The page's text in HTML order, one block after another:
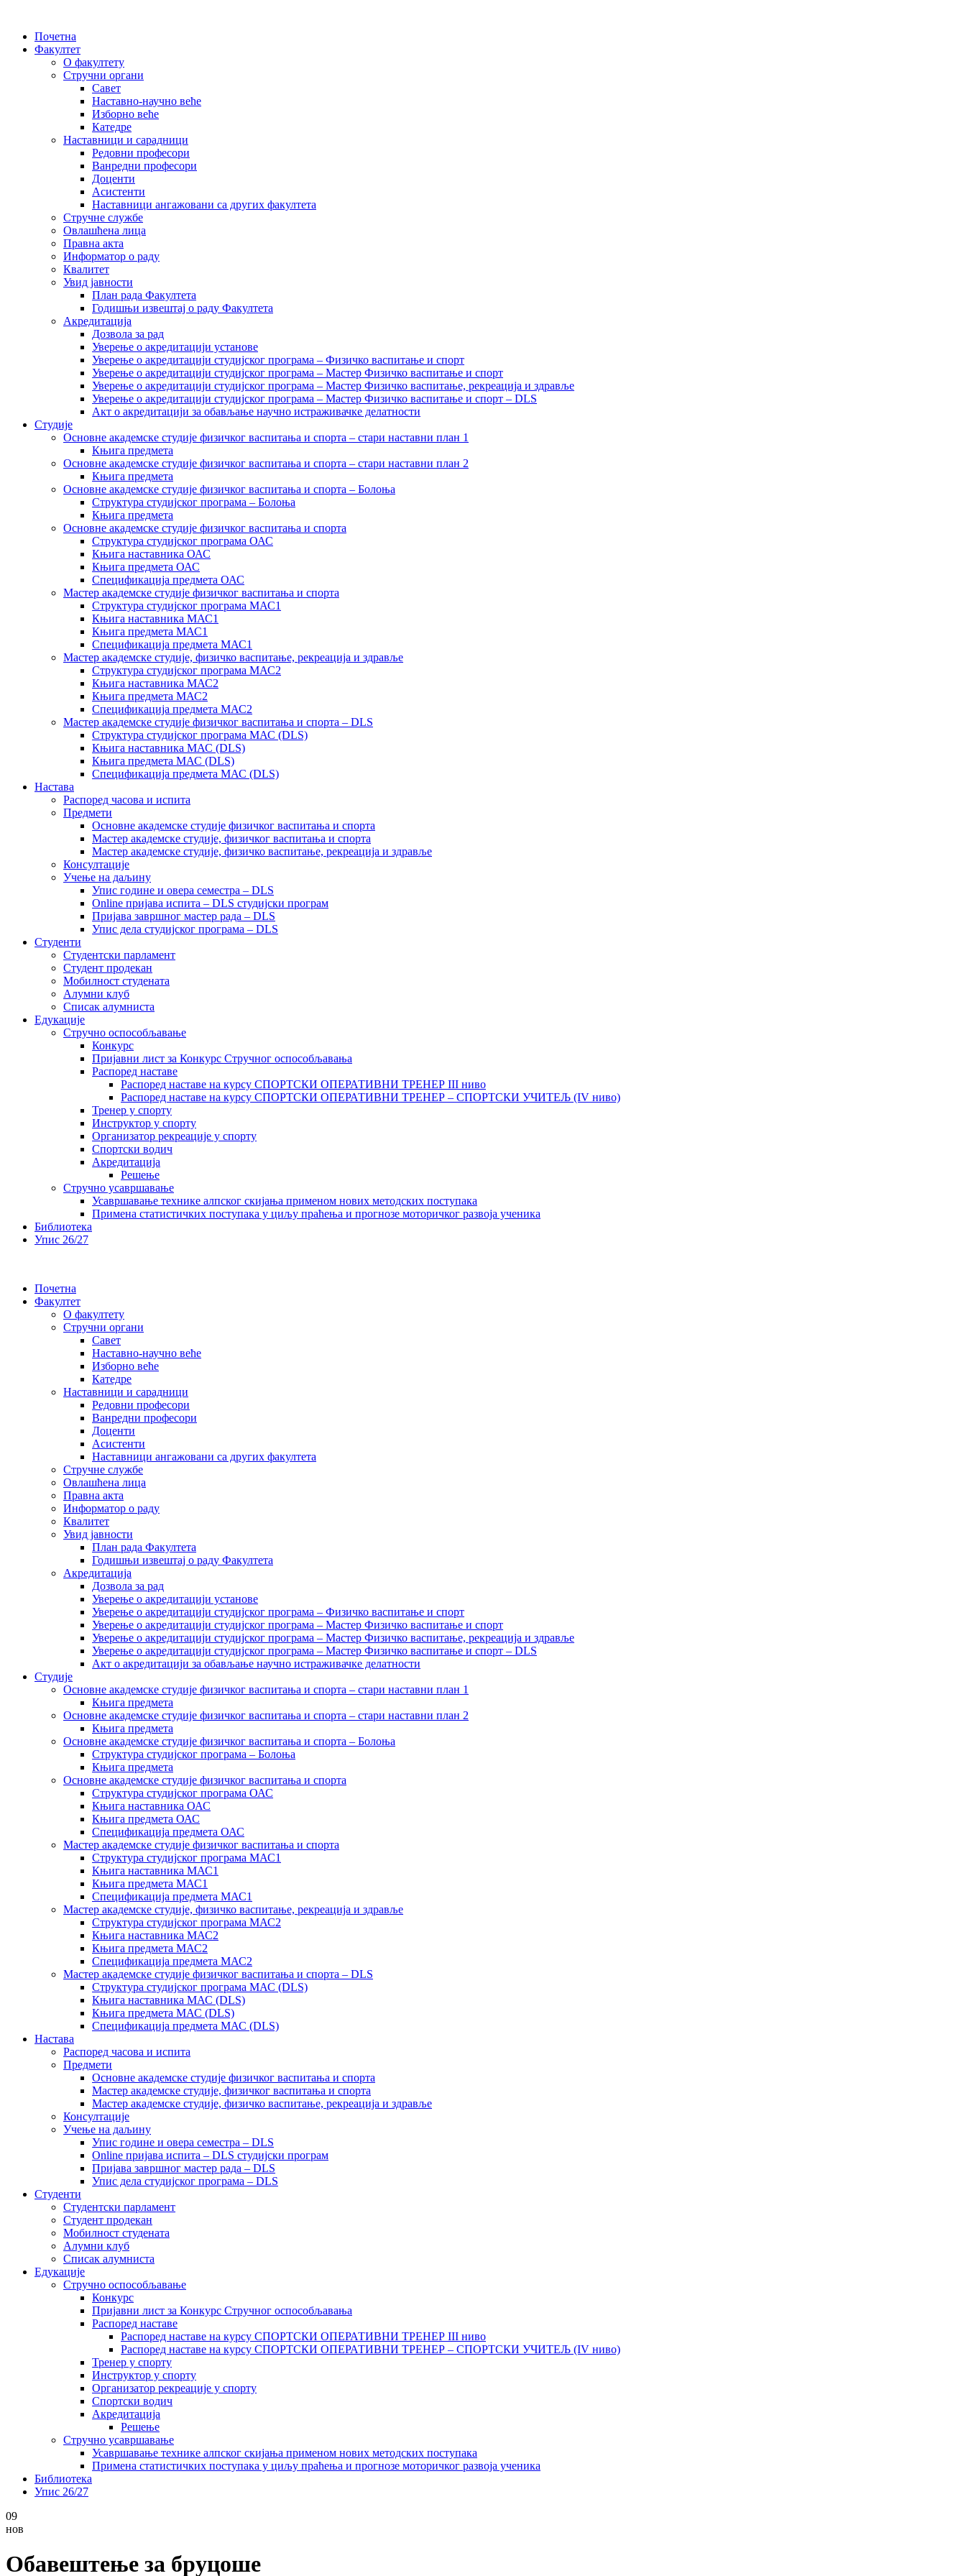
Почетна
Факултет
О факултету
Стручни органи
Савет
Наставно-научно веће
Изборно веће
Катедре
Наставници и сарадници
Редовни професори
Ванредни професори
Доценти
Асистенти
Наставници ангажовани са других факултета
Стручне службе
Овлашћена лица
Правна акта
Информатор о раду
Квалитет
Увид јавности
План рада Факултета
Годишњи извештај о раду Факултета
Акредитација
Дозвола за рад
Уверење о акредитацији установе
Уверење о акредитацији студијског програма – Физичко васпитање и спорт
Уверење о акредитацији студијског програма – Мастер Физичко васпитање и спорт
Уверење о акредитацији студијског програма – Мастер Физичко васпитање, рекреација и здравље
Уверење о акредитацији студијског програма – Мастер Физичко васпитање и спорт – DLS
Акт о акредитацији за обављање научно истраживачке делатности
Студије
Основне академске студије физичког васпитања и спорта – стари наставни план 1
Књига предмета
Основне академске студије физичког васпитања и спорта – стари наставни план 2
Књига предмета
Основне академске студије физичког васпитања и спорта – Болоња
Структура студијског програма – Болоња
Књига предмета
Основне академске студије физичког васпитања и спорта
Структура студијског програма ОАС
Књига наставника ОАС
Књига предмета ОАС
Спецификација предмета ОАС
Мастер академске студије физичког васпитања и спорта
Структура студијског програма МАС1
Књига наставника МАС1
Књига предмета МАС1
Спецификација предмета МАС1
Мастер академске студије, физичко васпитање, рекреација и здравље
Структура студијског програма МАС2
Књига наставника МАС2
Књига предмета МАС2
Спецификација предмета МАС2
Мастер академске студије физичког васпитања и спорта – DLS
Структура студијског програма МАС (DLS)
Књига наставника МАС (DLS)
Књига предмета МАС (DLS)
Спецификација предмета МАС (DLS)
Настава
Распоред часова и испита
Предмети
Основне академске студије физичког васпитања и спорта
Мастер академске студије, физичког васпитања и спорта
Мастер академске студије, физичко васпитање, рекреација и здравље
Консултације
Учење на даљину
Упис године и овера семестра – DLS
Online пријава испита – DLS студијски програм
Пријава завршног мастер рада – DLS
Упис дела студијског програма – DLS
Студенти
Студентски парламент
Студент продекан
Мобилност студената
Алумни клуб
Списак алумниста
Едукације
Стручно оспособљавање
Конкурс
Пријавни лист за Конкурс Стручног оспособљавања
Распоред наставе
Распоред наставе на курсу СПОРТСКИ ОПЕРАТИВНИ ТРЕНЕР III ниво
Распоред наставе на курсу СПОРТСКИ ОПЕРАТИВНИ ТРЕНЕР – СПОРТСКИ УЧИТЕЉ (IV ниво)
Тренер у спорту
Инструктор у спорту
Организатор рекреације у спорту
Спортски водич
Акредитација
Решење
Стручно усавршавање
Усавршавање технике алпског скијања применом нових методских поступака
Примена статистичких поступака у циљу праћења и прогнозе моторичког развоја ученика
Библиотека
Упис 26/27
Почетна
Факултет
О факултету
Стручни органи
Савет
Наставно-научно веће
Изборно веће
Катедре
Наставници и сарадници
Редовни професори
Ванредни професори
Доценти
Асистенти
Наставници ангажовани са других факултета
Стручне службе
Овлашћена лица
Правна акта
Информатор о раду
Квалитет
Увид јавности
План рада Факултета
Годишњи извештај о раду Факултета
Акредитација
Дозвола за рад
Уверење о акредитацији установе
Уверење о акредитацији студијског програма – Физичко васпитање и спорт
Уверење о акредитацији студијског програма – Мастер Физичко васпитање и спорт
Уверење о акредитацији студијског програма – Мастер Физичко васпитање, рекреација и здравље
Уверење о акредитацији студијског програма – Мастер Физичко васпитање и спорт – DLS
Акт о акредитацији за обављање научно истраживачке делатности
Студије
Основне академске студије физичког васпитања и спорта – стари наставни план 1
Књига предмета
Основне академске студије физичког васпитања и спорта – стари наставни план 2
Књига предмета
Основне академске студије физичког васпитања и спорта – Болоња
Структура студијског програма – Болоња
Књига предмета
Основне академске студије физичког васпитања и спорта
Структура студијског програма ОАС
Књига наставника ОАС
Књига предмета ОАС
Спецификација предмета ОАС
Мастер академске студије физичког васпитања и спорта
Структура студијског програма МАС1
Књига наставника МАС1
Књига предмета МАС1
Спецификација предмета МАС1
Мастер академске студије, физичко васпитање, рекреација и здравље
Структура студијског програма МАС2
Књига наставника МАС2
Књига предмета МАС2
Спецификација предмета МАС2
Мастер академске студије физичког васпитања и спорта – DLS
Структура студијског програма МАС (DLS)
Књига наставника МАС (DLS)
Књига предмета МАС (DLS)
Спецификација предмета МАС (DLS)
Настава
Распоред часова и испита
Предмети
Основне академске студије физичког васпитања и спорта
Мастер академске студије, физичког васпитања и спорта
Мастер академске студије, физичко васпитање, рекреација и здравље
Консултације
Учење на даљину
Упис године и овера семестра – DLS
Online пријава испита – DLS студијски програм
Пријава завршног мастер рада – DLS
Упис дела студијског програма – DLS
Студенти
Студентски парламент
Студент продекан
Мобилност студената
Алумни клуб
Списак алумниста
Едукације
Стручно оспособљавање
Конкурс
Пријавни лист за Конкурс Стручног оспособљавања
Распоред наставе
Распоред наставе на курсу СПОРТСКИ ОПЕРАТИВНИ ТРЕНЕР III ниво
Распоред наставе на курсу СПОРТСКИ ОПЕРАТИВНИ ТРЕНЕР – СПОРТСКИ УЧИТЕЉ (IV ниво)
Тренер у спорту
Инструктор у спорту
Организатор рекреације у спорту
Спортски водич
Акредитација
Решење
Стручно усавршавање
Усавршавање технике алпског скијања применом нових методских поступака
Примена статистичких поступака у циљу праћења и прогнозе моторичког развоја ученика
Библиотека
Упис 26/27
09
нов
Обавештење за бруцоше